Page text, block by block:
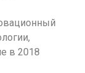
в 2018